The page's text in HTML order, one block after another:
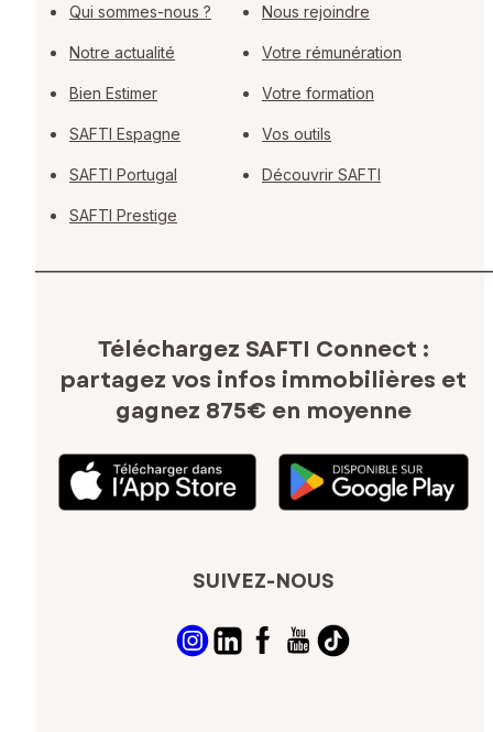
Qui sommes-nous ?
Notre actualité
Bien Estimer
SAFTI Espagne
SAFTI Portugal
SAFTI Prestige
Nous rejoindre
Votre rémunération
Votre formation
Vos outils
Découvrir SAFTI
Téléchargez SAFTI Connect :
partagez vos infos immobilières et
gagnez 875€ en moyenne
SUIVEZ-NOUS